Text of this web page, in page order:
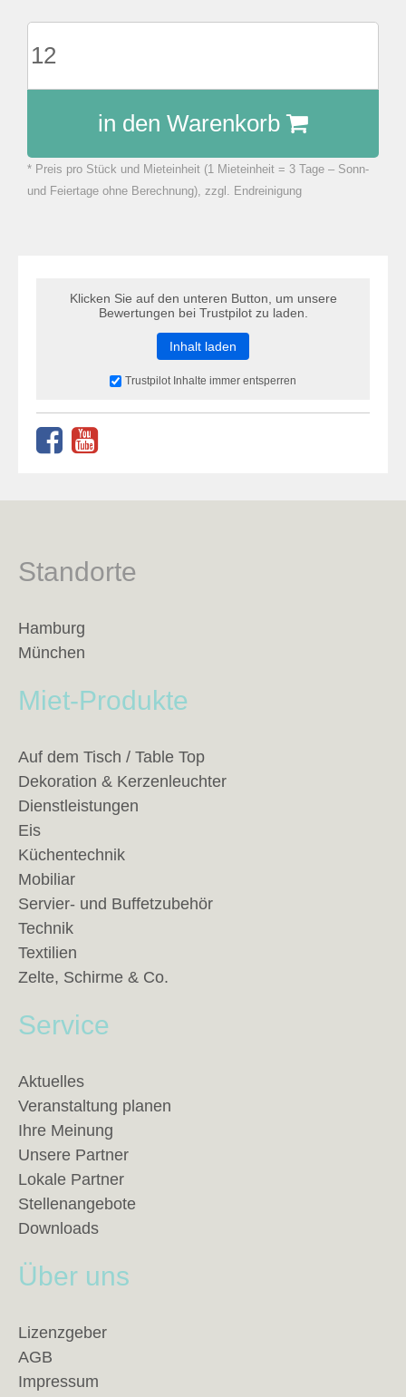
in den Warenkorb
zu Warenkorb hinzugefügt.
* Preis pro Stück und Mieteinheit (1 Mieteinheit = 3 Tage – Sonn-
und Feiertage ohne Berechnung), zzgl. Endreinigung
Klicken Sie auf den unteren Button, um unsere
Bewertungen bei Trustpilot zu laden.
Inhalt laden
Trustpilot Inhalte immer entsperren
Standorte
Hamburg
München
Miet-Produkte
Auf dem Tisch / Table Top
Dekoration & Kerzenleuchter
Dienstleistungen
Eis
Küchentechnik
Mobiliar
Servier- und Buffetzubehör
Technik
Textilien
Zelte, Schirme & Co.
Service
Aktuelles
Veranstaltung planen
Ihre Meinung
Unsere Partner
Lokale Partner
Stellenangebote
Downloads
Über uns
Lizenzgeber
AGB
Impressum